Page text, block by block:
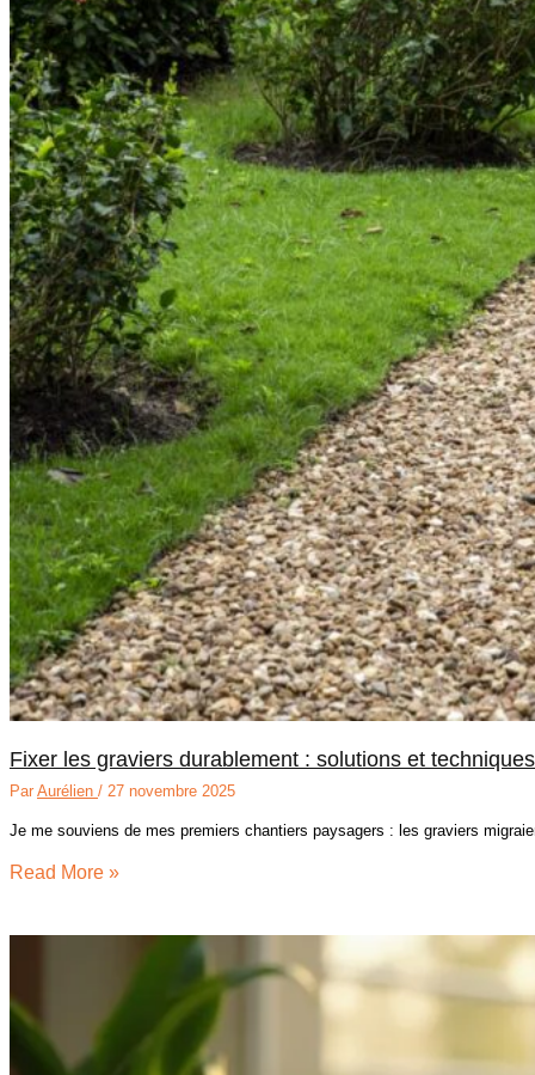
Fixer les graviers durablement : solutions et techniques
Par Aurélien / 27 novembre 2025
Je me souviens de mes premiers chantiers paysagers : les graviers
Read More »